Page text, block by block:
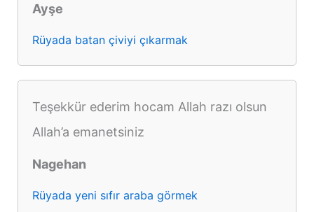
Ayşe
Rüyada batan çiviyi çıkarmak
Teşekkür ederim hocam Allah razı olsun
Allah’a emanetsiniz
Nagehan
Rüyada yeni sıfır araba görmek